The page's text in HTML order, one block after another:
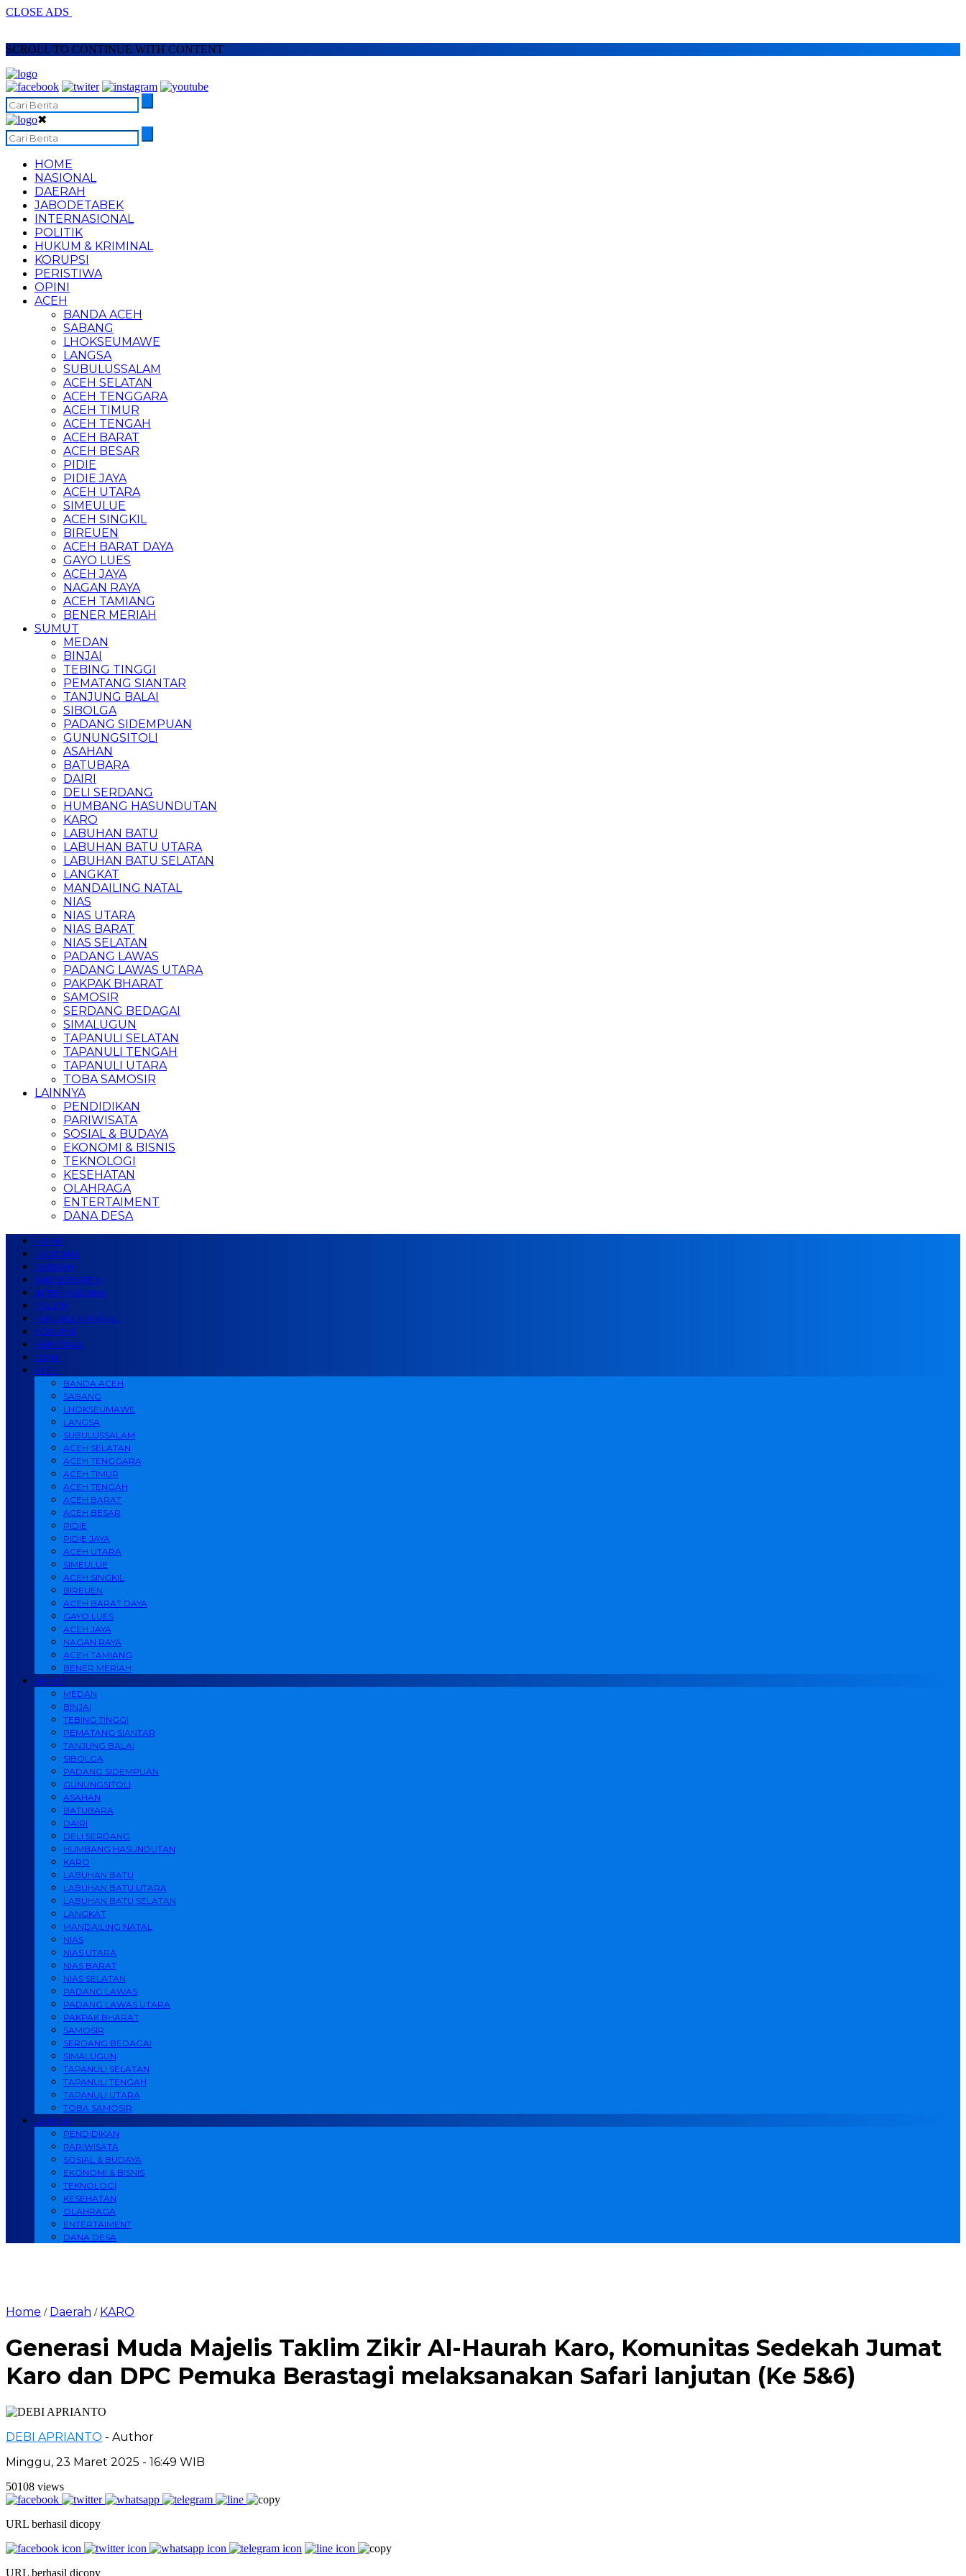
CLOSE ADS
SCROLL TO CONTINUE WITH CONTENT
✖
HOME
NASIONAL
DAERAH
JABODETABEK
INTERNASIONAL
POLITIK
HUKUM & KRIMINAL
KORUPSI
PERISTIWA
OPINI
ACEH
BANDA ACEH
SABANG
LHOKSEUMAWE
LANGSA
SUBULUSSALAM
ACEH SELATAN
ACEH TENGGARA
ACEH TIMUR
ACEH TENGAH
ACEH BARAT
ACEH BESAR
PIDIE
PIDIE JAYA
ACEH UTARA
SIMEULUE
ACEH SINGKIL
BIREUEN
ACEH BARAT DAYA
GAYO LUES
ACEH JAYA
NAGAN RAYA
ACEH TAMIANG
BENER MERIAH
SUMUT
MEDAN
BINJAI
TEBING TINGGI
PEMATANG SIANTAR
TANJUNG BALAI
SIBOLGA
PADANG SIDEMPUAN
GUNUNGSITOLI
ASAHAN
BATUBARA
DAIRI
DELI SERDANG
HUMBANG HASUNDUTAN
KARO
LABUHAN BATU
LABUHAN BATU UTARA
LABUHAN BATU SELATAN
LANGKAT
MANDAILING NATAL
NIAS
NIAS UTARA
NIAS BARAT
NIAS SELATAN
PADANG LAWAS
PADANG LAWAS UTARA
PAKPAK BHARAT
SAMOSIR
SERDANG BEDAGAI
SIMALUGUN
TAPANULI SELATAN
TAPANULI TENGAH
TAPANULI UTARA
TOBA SAMOSIR
LAINNYA
PENDIDIKAN
PARIWISATA
SOSIAL & BUDAYA
EKONOMI & BISNIS
TEKNOLOGI
KESEHATAN
OLAHRAGA
ENTERTAIMENT
DANA DESA
HOME
NASIONAL
DAERAH
JABODETABEK
INTERNASIONAL
POLITIK
HUKUM & KRIMINAL
KORUPSI
PERISTIWA
OPINI
ACEH
BANDA ACEH
SABANG
LHOKSEUMAWE
LANGSA
SUBULUSSALAM
ACEH SELATAN
ACEH TENGGARA
ACEH TIMUR
ACEH TENGAH
ACEH BARAT
ACEH BESAR
PIDIE
PIDIE JAYA
ACEH UTARA
SIMEULUE
ACEH SINGKIL
BIREUEN
ACEH BARAT DAYA
GAYO LUES
ACEH JAYA
NAGAN RAYA
ACEH TAMIANG
BENER MERIAH
SUMUT
MEDAN
BINJAI
TEBING TINGGI
PEMATANG SIANTAR
TANJUNG BALAI
SIBOLGA
PADANG SIDEMPUAN
GUNUNGSITOLI
ASAHAN
BATUBARA
DAIRI
DELI SERDANG
HUMBANG HASUNDUTAN
KARO
LABUHAN BATU
LABUHAN BATU UTARA
LABUHAN BATU SELATAN
LANGKAT
MANDAILING NATAL
NIAS
NIAS UTARA
NIAS BARAT
NIAS SELATAN
PADANG LAWAS
PADANG LAWAS UTARA
PAKPAK BHARAT
SAMOSIR
SERDANG BEDAGAI
SIMALUGUN
TAPANULI SELATAN
TAPANULI TENGAH
TAPANULI UTARA
TOBA SAMOSIR
LAINNYA
PENDIDIKAN
PARIWISATA
SOSIAL & BUDAYA
EKONOMI & BISNIS
TEKNOLOGI
KESEHATAN
OLAHRAGA
ENTERTAIMENT
DANA DESA
Home / Daerah / KARO
Generasi Muda Majelis Taklim Zikir Al-Haurah Karo, Komunitas Sedekah Jumat
Karo dan DPC Pemuka Berastagi melaksanakan Safari lanjutan (Ke 5&6)
DEBI APRIANTO - Author
Minggu, 23 Maret 2025 - 16:49 WIB
50108 views
URL berhasil dicopy
URL berhasil dicopy